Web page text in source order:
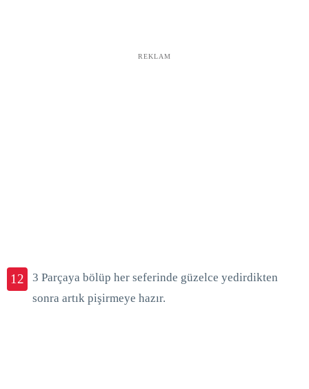
REKLAM
12
3 Parçaya bölüp her seferinde güzelce yedirdikten
sonra artık pişirmeye hazır.